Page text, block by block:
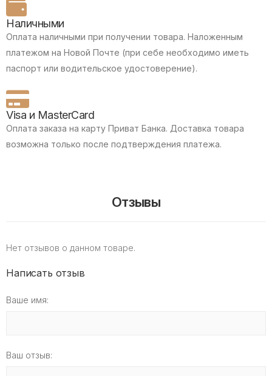
Наличными
Оплата наличными при получении товара. Наложенным
платежом на Новой Почте (при себе необходимо иметь
паспорт или водительское удостоверение).
Visa и MasterCard
Оплата заказа на карту Приват Банка. Доставка товара
возможна только после подтверждения платежа.
Отзывы
Нет отзывов о данном товаре.
Написать отзыв
Ваше имя:
Ваш отзыв: